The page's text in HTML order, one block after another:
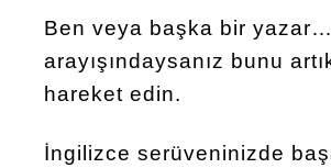
Ben veya başka bir yazar…
arayışındaysanız bunu
hareket edin.
İngilizce serüveninizde